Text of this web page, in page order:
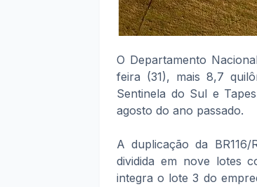
O Departamento
feira (31), mais 8,7
Sentinela do Sul e
agosto do ano passado.
A duplicação da
dividida em nove lotes
integra o lote 3 do